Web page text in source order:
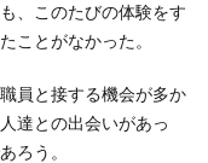
る
人々
blog
内
、このたびの体験をす
ことがなかった。
員と接する機会が多か
達との出会いがあっ
ろう。